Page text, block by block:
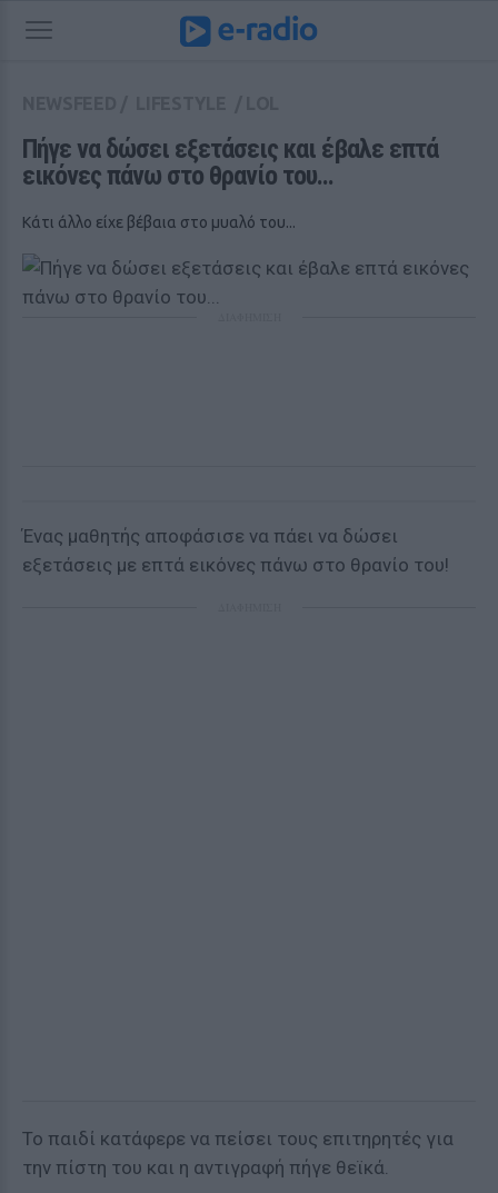
Πήγε να δώσει εξετάσεις και έβαλε επτά
εικόνες πάνω στο θρανίο του...
Κάτι άλλο είχε βέβαια στο μυαλό του...
Ένας μαθητής αποφάσισε να πάει να δώσει
εξετάσεις με επτά εικόνες πάνω στο θρανίο του!
Το παιδί κατάφερε να πείσει τους επιτηρητές για
την πίστη του και η αντιγραφή πήγε θεϊκά.